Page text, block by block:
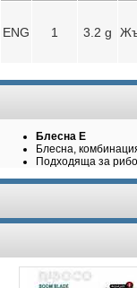
ENG 1 3.2 g
Блесна E
Блесна,
Подходяща за